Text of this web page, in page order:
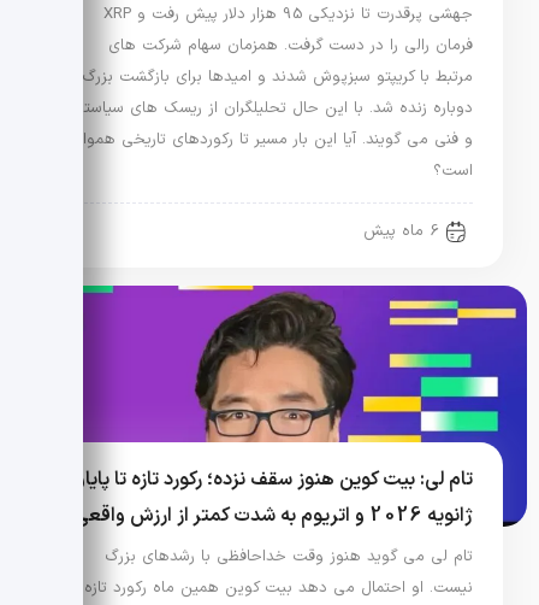
جهشی پرقدرت تا نزدیکی 95 هزار دلار پیش رفت و XRP
فرمان رالی را در دست گرفت. همزمان سهام شرکت های
مرتبط با کریپتو سبزپوش شدند و امیدها برای بازگشت بزرگ
دوباره زنده شد. با این حال تحلیلگران از ریسک های سیاستی
و فنی می گویند. آیا این بار مسیر تا رکوردهای تاریخی هموار
است؟
6 ماه پیش
تام لی: بیت کوین هنوز سقف نزده؛ رکورد تازه تا پایان
ژانویه 2026 و اتریوم به شدت کمتر از ارزش واقعی
تام لی می گوید هنوز وقت خداحافظی با رشدهای بزرگ
نیست. او احتمال می دهد بیت کوین همین ماه رکورد تازه